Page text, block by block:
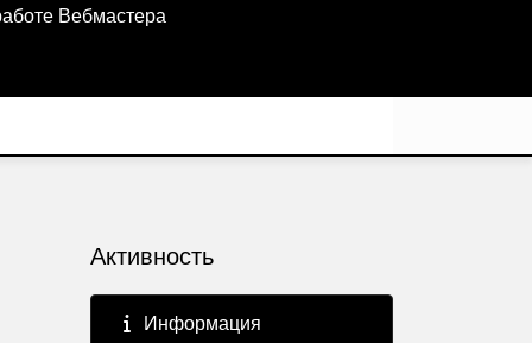
Вебмастера
Активность
Информация